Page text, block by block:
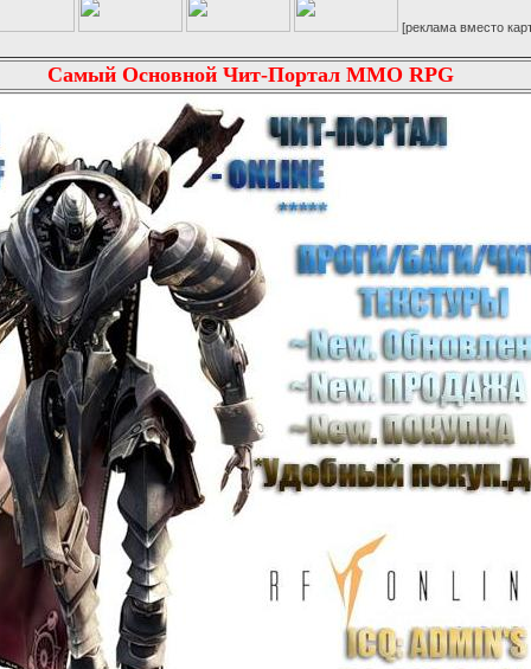
[реклама вместо картинки]
Самый Основной Чит-Портал MMO RPG